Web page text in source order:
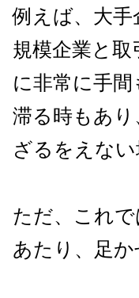
例えば、大手
規模企業と
に非常に手間
滞る時もあ
ざるをえない
ただ、これ
あたり、足